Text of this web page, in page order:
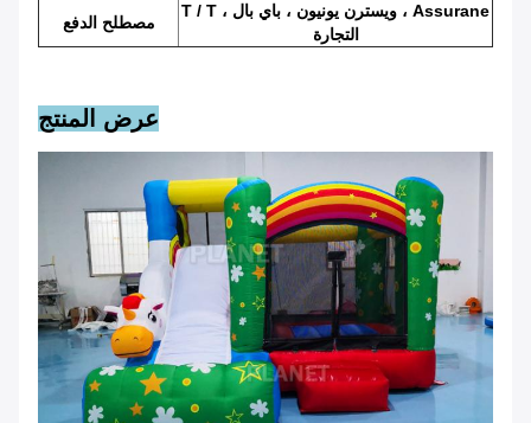
مصطلح الدفع
T / T ، ويسترن يونيون ، باي بال ، Assurane
التجارة
عرض المنتج